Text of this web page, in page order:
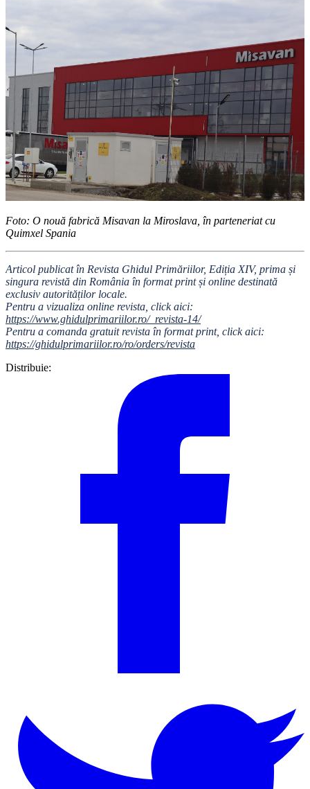
Foto: O nouă fabrică Misavan la Miroslava, în parteneriat cu
Quimxel Spania
Articol publicat în Revista Ghidul Primăriilor, Ediția XIV, prima și
singura revistă din România în format print și online destinată
exclusiv autorităților locale.
Pentru a vizualiza online revista, click aici:
https://www.ghidulprimariilor.ro/_revista-14/
Pentru a comanda gratuit revista în format print, click aici:
https://ghidulprimariilor.ro/ro/orders/revista
Distribuie: